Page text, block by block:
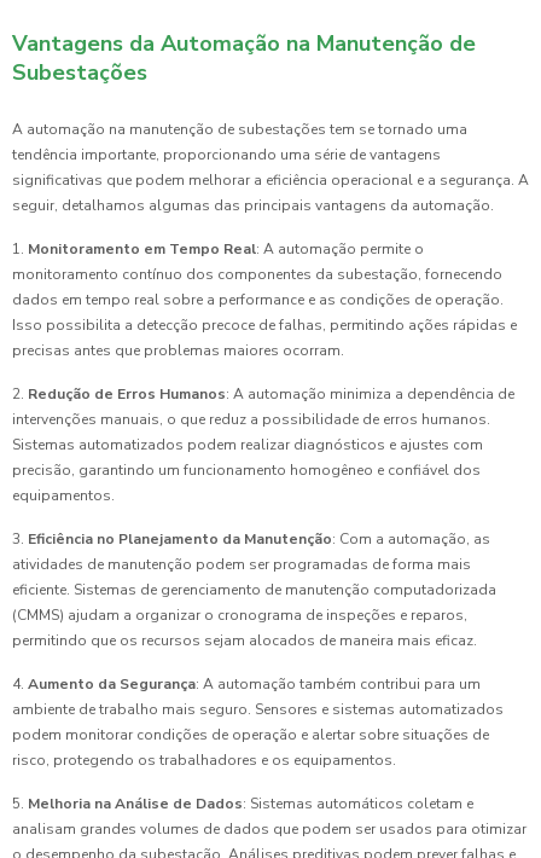
Vantagens da Automação na Manutenção de
Subestações
A automação na manutenção de subestações tem se tornado uma
tendência importante, proporcionando uma série de vantagens
significativas que podem melhorar a eficiência operacional e a segurança. A
seguir, detalhamos algumas das principais vantagens da automação.
1. Monitoramento em Tempo Real: A automação permite o
monitoramento contínuo dos componentes da subestação, fornecendo
dados em tempo real sobre a performance e as condições de operação.
Isso possibilita a detecção precoce de falhas, permitindo ações rápidas e
precisas antes que problemas maiores ocorram.
2. Redução de Erros Humanos: A automação minimiza a dependência de
intervenções manuais, o que reduz a possibilidade de erros humanos.
Sistemas automatizados podem realizar diagnósticos e ajustes com
precisão, garantindo um funcionamento homogêneo e confiável dos
equipamentos.
3. Eficiência no Planejamento da Manutenção: Com a automação, as
atividades de manutenção podem ser programadas de forma mais
eficiente. Sistemas de gerenciamento de manutenção computadorizada
(CMMS) ajudam a organizar o cronograma de inspeções e reparos,
permitindo que os recursos sejam alocados de maneira mais eficaz.
4. Aumento da Segurança: A automação também contribui para um
ambiente de trabalho mais seguro. Sensores e sistemas automatizados
podem monitorar condições de operação e alertar sobre situações de
risco, protegendo os trabalhadores e os equipamentos.
5. Melhoria na Análise de Dados: Sistemas automáticos coletam e
analisam grandes volumes de dados que podem ser usados para otimizar